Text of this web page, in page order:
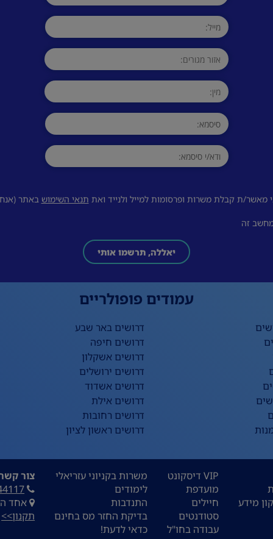
מאשר/ת קבלת משרות ופרסומות למייל ולנייד ואת תנאי השימוש באתר
זה
יאללה, תרשמו אותי
עמודים פופולריים
דרושים באר שבע
דרושים חיפה
דרושים אשקלון
דרושים ירושלים
דרושים אשדוד
דרושים אילת
דרושים רחובות
דרושים ראשון לציון
מידע
VIP דיסקונט
מועדפת
חיילים
סטודנטים
עבודה בחו"ל
משרות בקניוני עזריאלי
לימודים
התנדבות
בדיקת החזר מס בחינם
כדאי לדעת!
צור
אחד העם 9,
תקנון>>